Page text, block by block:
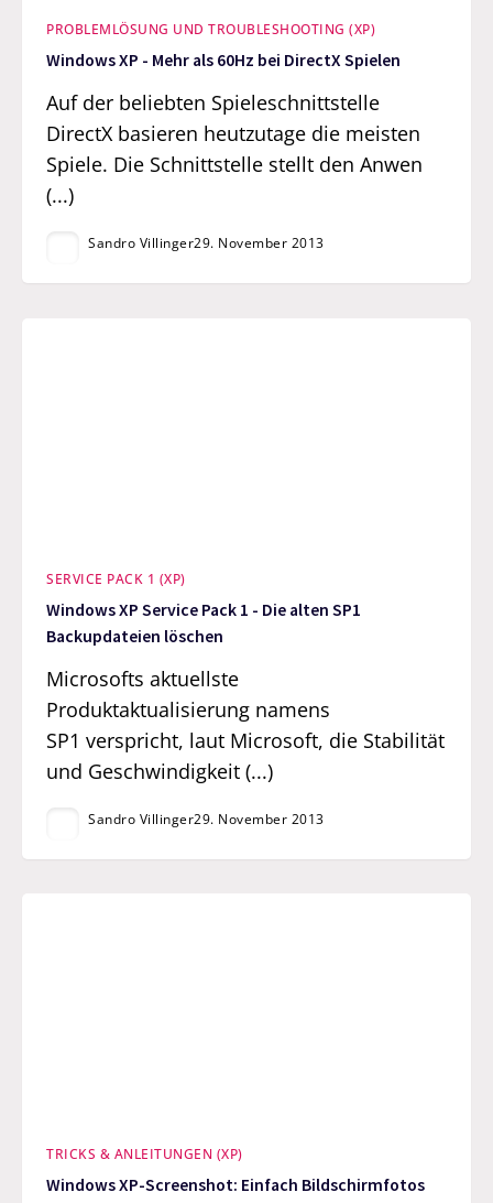
PROBLEMLÖSUNG UND TROUBLESHOOTING (XP)
Windows XP - Mehr als 60Hz bei DirectX Spielen
Auf der beliebten Spieleschnittstelle
DirectX basieren heutzutage die meisten
Spiele. Die Schnittstelle stellt den Anwen
(...)
Sandro Villinger29. November 2013
SERVICE PACK 1 (XP)
Windows XP Service Pack 1 - Die alten SP1
Backupdateien löschen
Microsofts aktuellste
Produktaktualisierung namens
SP1 verspricht, laut Microsoft, die Stabilität
und Geschwindigkeit (...)
Sandro Villinger29. November 2013
TRICKS & ANLEITUNGEN (XP)
Windows XP-Screenshot: Einfach Bildschirmfotos